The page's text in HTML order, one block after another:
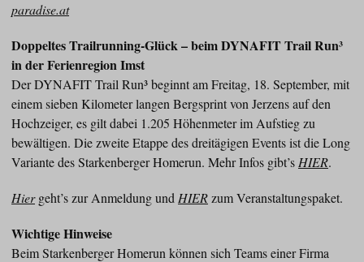
paradise.at
Doppeltes Trailrunning-Glück – beim DYNAFIT Trail Run³
in der Ferienregion Imst
Der DYNAFIT Trail Run³ beginnt am Freitag, 18. September, mit
einem sieben Kilometer langen Bergsprint von Jerzens auf den
Hochzeiger, es gilt dabei 1.205 Höhenmeter im Aufstieg zu
bewältigen. Die zweite Etappe des dreitägigen Events ist die Long
Variante des Starkenberger Homerun. Mehr Infos gibt’s HIER.
Hiergeht’s zur Anmeldung und HIERzum Veranstaltungspaket.
Wichtige Hinweise
Beim Starkenberger Homerun können sich Teams einer Firma